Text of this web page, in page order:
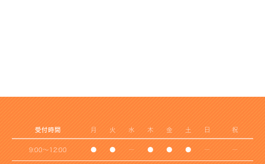
受付時間 月 火 水 木 金 土 日 祝
9:00～12:00 ● ● ー ● ● ● ー ー